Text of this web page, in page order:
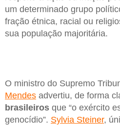
um determinado grupo
fração étnica, racial ou
sua população majoritária.
O ministro do Supremo
Mendes advertiu, de forma
brasileiros que “o exército
genocídio”. Sylvia Steiner,